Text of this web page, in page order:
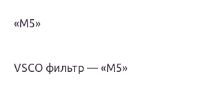
«М5»
VSCO фильтр — «М5»